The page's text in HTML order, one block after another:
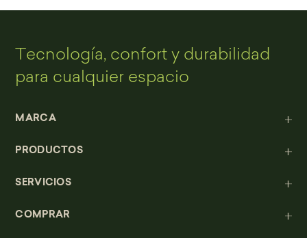
Tecnología, confort y durabilidad
para cualquier espacio
MARCA
PRODUCTOS
SERVICIOS
COMPRAR